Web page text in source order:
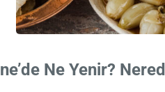
Ne Yenir?